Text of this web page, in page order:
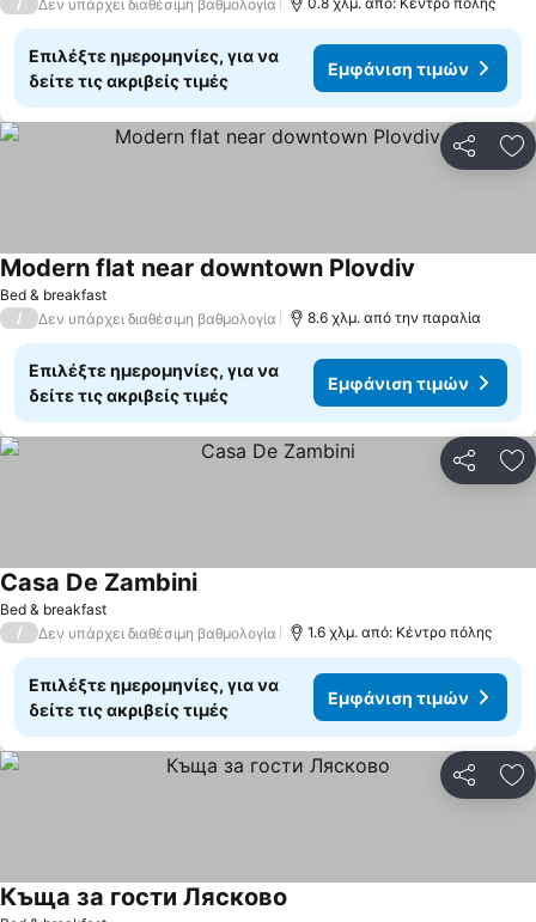
Δεν υπάρχει διαθέσιμη βαθμολογία
Επιλέξτε ημερομηνίες, για να
δείτε τις ακριβείς τιμές
Εμφάνιση τιμών
Bed & breakfast
Modern flat near downtown Plovdiv
/ Δεν υπάρχει διαθέσιμη βαθμολογία 8.6 χλμ. από την παραλία
Επιλέξτε ημερομηνίες, για να
δείτε τις ακριβείς τιμές
Εμφάνιση τιμών
Bed & breakfast
Casa De Zambini
/ Δεν υπάρχει διαθέσιμη βαθμολογία 1.6 χλμ. από: Κέντρο πόλης
Επιλέξτε ημερομηνίες, για να
δείτε τις ακριβείς τιμές
Εμφάνιση τιμών
Къща за гости Лясково